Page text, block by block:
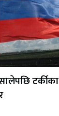
टर्कीका